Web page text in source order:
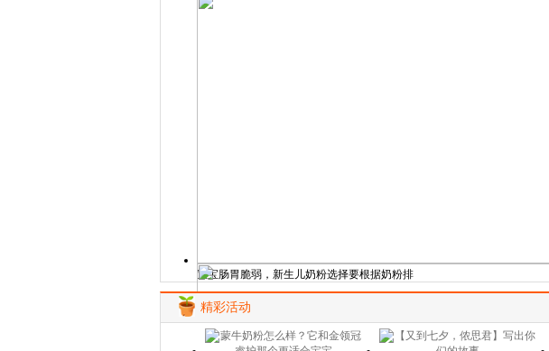
宝宝肠胃脆弱，新生儿奶粉选择要根据奶粉排
精彩活动